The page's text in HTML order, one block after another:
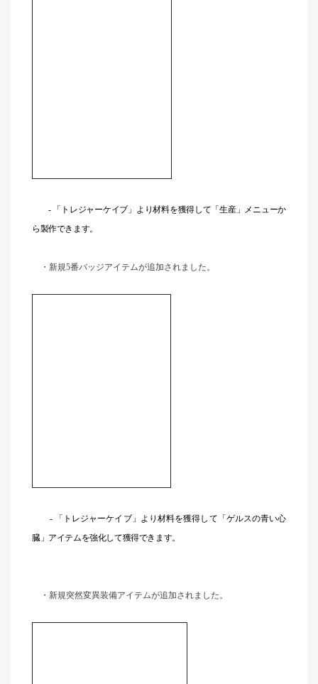
-
「トレジャーケイブ」より材料を獲得して「生産」メニューか
ら製作できます。
・新規5番バッジアイテムが追加されました。
-
「トレジャーケイブ」より材料を獲得して「ゲルスの青い心
臓」アイテムを強化して獲得できます。
・新規突然変異装備アイテムが追加されました。